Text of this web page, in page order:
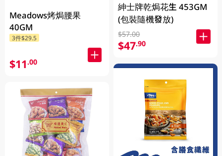
Meadows烤焗腰果
40GM
3件$29.5
$11.00
紳士牌乾焗花生 453GM
(包裝隨機發放)
$57.00
$47.90